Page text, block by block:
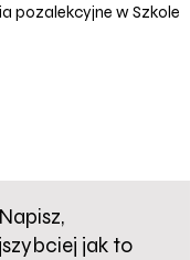
pozalekcyjne w Szkole
jak to